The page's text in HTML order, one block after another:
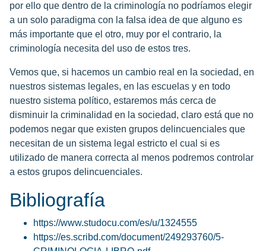
por ello que dentro de la criminología no podríamos elegir
a un solo paradigma con la falsa idea de que alguno es
más importante que el otro, muy por el contrario, la
criminología necesita del uso de estos tres.
Vemos que, si hacemos un cambio real en la sociedad, en
nuestros sistemas legales, en las escuelas y en todo
nuestro sistema político, estaremos más cerca de
disminuir la criminalidad en la sociedad, claro está que no
podemos negar que existen grupos delincuenciales que
necesitan de un sistema legal estricto el cual si es
utilizado de manera correcta al menos podremos controlar
a estos grupos delincuenciales.
Bibliografía
https://www.studocu.com/es/u/1324555
https://es.scribd.com/document/249293760/5-